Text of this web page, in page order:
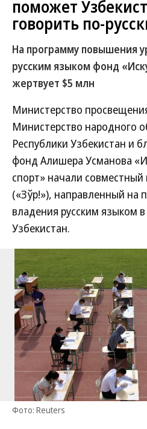
поможет
говорить по-
На программу повышения
русским языком фонд
жертвует $5 млн
Министерство
Министерство народного
Республики Узбекистан и
фонд Алишера Усманова
спорт» начали совместный
(«Зўр!»), направленный на
владения русским языком
Узбекистан.
Фото: Reuters